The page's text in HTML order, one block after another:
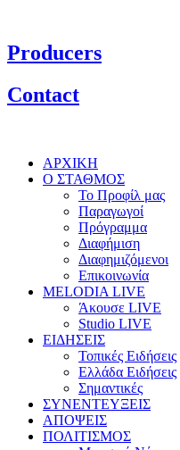
Producers
Contact
ΑΡΧΙΚΗ
Ο ΣΤΑΘΜΟΣ
Το Προφίλ μας
Παραγωγοί
Πρόγραμμα
Διαφήμιση
Διαφημιζόμενοι
Επικοινωνία
MELODIA LIVE
Άκουσε LIVE
Studio LIVE
ΕΙΔΗΣΕΙΣ
Τοπικές Ειδήσεις
Ελλάδα Ειδήσεις
Σημαντικές
ΣΥΝΕΝΤΕΥΞΕΙΣ
ΑΠΟΨΕΙΣ
ΠΟΛΙΤΙΣΜΟΣ